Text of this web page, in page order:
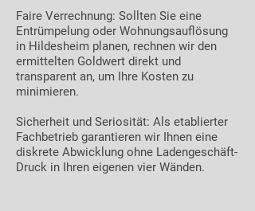
Faire Verrechnung: Sollten Sie eine
Entrümpelung oder Wohnungsauflösung
in Hildesheim planen, rechnen wir den
ermittelten Goldwert direkt und
transparent an, um Ihre Kosten zu
minimieren.
Sicherheit und Seriosität: Als etablierter
Fachbetrieb garantieren wir Ihnen eine
diskrete Abwicklung ohne Ladengeschäft-
Druck in Ihren eigenen vier Wänden.